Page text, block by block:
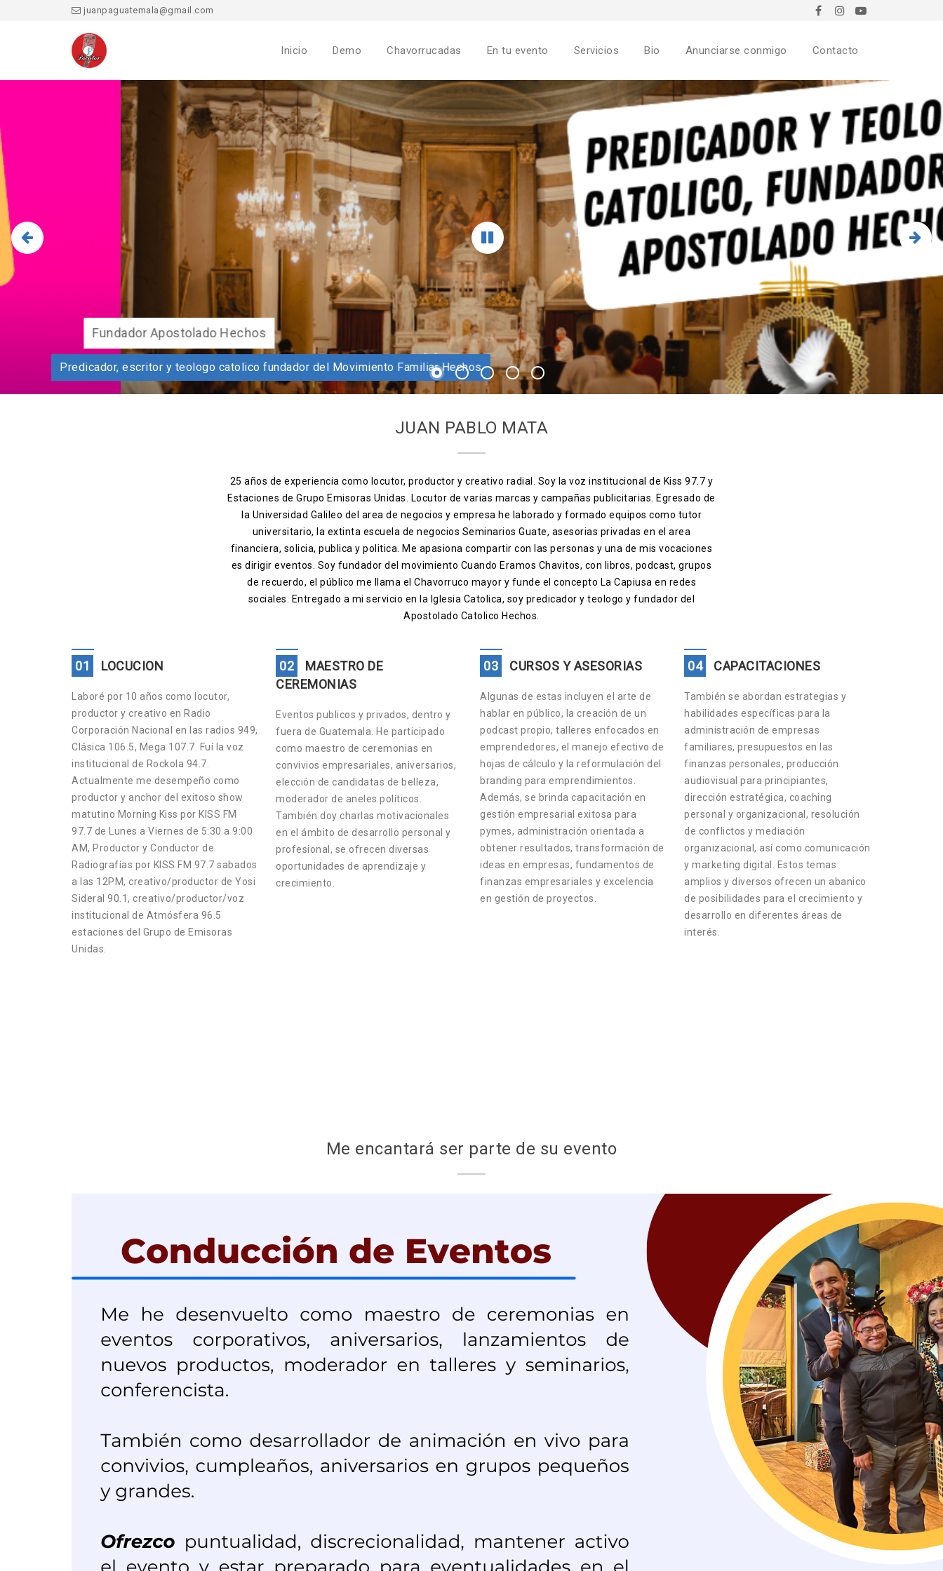
juanpaguatemala@gmail.com
Inicio Demo Chavorrucadas En tu evento Servicios Bio Anunciarse conmigo Contacto
Fundador Apostolado Hechos
Predicador, escritor y teologo catolico fundador del Movimiento Familiar Hechos
JUAN PABLO MATA
25 años de experiencia como locutor, productor y creativo radial. Soy la voz institucional de Kiss 97.7 y
Estaciones de Grupo Emisoras Unidas. Locutor de varias marcas y campañas publicitarias. Egresado de
la Universidad Galileo del area de negocios y empresa he laborado y formado equipos como tutor
universitario, la extinta escuela de negocios Seminarios Guate, asesorias privadas en el area
financiera, solicia, publica y politica. Me apasiona compartir con las personas y una de mis vocaciones
es dirigir eventos. Soy fundador del movimiento Cuando Eramos Chavitos, con libros, podcast, grupos
de recuerdo, el público me llama el Chavorruco mayor y funde el concepto La Capiusa en redes
sociales. Entregado a mi servicio en la Iglesia Catolica, soy predicador y teologo y fundador del
Apostolado Catolico Hechos.
01 LOCUCION
Laboré por 10 años como locutor,
productor y creativo en Radio
Corporación Nacional en las radios 949,
Clásica 106.5, Mega 107.7. Fuí la voz
institucional de Rockola 94.7.
Actualmente me desempeño como
productor y anchor del exitoso show
matutino Morning Kiss por KISS FM
97.7 de Lunes a Viernes de 5:30 a 9:00
AM, Productor y Conductor de
Radiografías por KISS FM 97.7 sabados
a las 12PM, creativo/productor de Yosi
Sideral 90.1, creativo/productor/voz
institucional de Atmósfera 96.5
estaciones del Grupo de Emisoras
Unidas.
02
MAESTRO DE
CEREMONIAS
Eventos publicos y privados, dentro y
fuera de Guatemala. He participado
como maestro de ceremonias en
convivios empresariales, aniversarios,
elección de candidatas de belleza,
moderador de aneles políticos.
También doy charlas motivacionales
en el ámbito de desarrollo personal y
profesional, se ofrecen diversas
oportunidades de aprendizaje y
crecimiento.
03 CURSOS Y ASESORIAS
Algunas de estas incluyen el arte de
hablar en público, la creación de un
podcast propio, talleres enfocados en
emprendedores, el manejo efectivo de
hojas de cálculo y la reformulación del
branding para emprendimientos.
Además, se brinda capacitación en
gestión empresarial exitosa para
pymes, administración orientada a
obtener resultados, transformación de
ideas en empresas, fundamentos de
finanzas empresariales y excelencia
en gestión de proyectos.
04 CAPACITACIONES
También se abordan estrategias y
habilidades específicas para la
administración de empresas
familiares, presupuestos en las
finanzas personales, producción
audiovisual para principiantes,
dirección estratégica, coaching
personal y organizacional, resolución
de conflictos y mediación
organizacional, así como comunicación
y marketing digital. Estos temas
amplios y diversos ofrecen un abanico
de posibilidades para el crecimiento y
desarrollo en diferentes áreas de
interés.
Me encantará ser parte de su evento